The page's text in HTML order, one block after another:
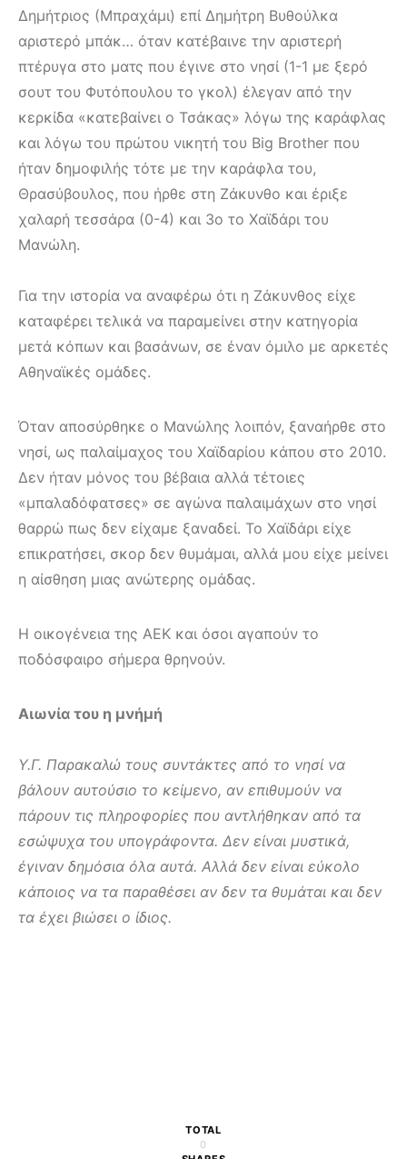
Δημήτριος (Μπραχάμι) επί Δημήτρη Βυθούλκα
αριστερό μπάκ… όταν κατέβαινε την αριστερή
πτέρυγα στο ματς που έγινε στο νησί (1-1 με ξερό
σουτ του Φυτόπουλου το γκολ) έλεγαν από την
κερκίδα «κατεβαίνει ο Τσάκας» λόγω της καράφλας
και λόγω του πρώτου νικητή του Big Brother που
ήταν δημοφιλής τότε με την καράφλα του,
Θρασύβουλος, που ήρθε στη Ζάκυνθο και έριξε
χαλαρή τεσσάρα (0-4) και 3ο το Χαϊδάρι του
Μανώλη.
Για την ιστορία να αναφέρω ότι η Ζάκυνθος είχε
καταφέρει τελικά να παραμείνει στην κατηγορία
μετά κόπων και βασάνων, σε έναν όμιλο με αρκετές
Αθηναϊκές ομάδες.
Όταν αποσύρθηκε ο Μανώλης λοιπόν, ξαναήρθε στο
νησί, ως παλαίμαχος του Χαϊδαρίου κάπου στο 2010.
Δεν ήταν μόνος του βέβαια αλλά τέτοιες
«μπαλαδόφατσες» σε αγώνα παλαιμάχων στο νησί
θαρρώ πως δεν είχαμε ξαναδεί. Το Χαϊδάρι είχε
επικρατήσει, σκορ δεν θυμάμαι, αλλά μου είχε μείνει
η αίσθηση μιας ανώτερης ομάδας.
Η οικογένεια της ΑΕΚ και όσοι αγαπούν το
ποδόσφαιρο σήμερα θρηνούν.
Αιωνία του η μνήμή
Υ.Γ. Παρακαλώ τους συντάκτες από το νησί να
βάλουν αυτούσιο το κείμενο, αν επιθυμούν να
πάρουν τις πληροφορίες που αντλήθηκαν από τα
εσώψυχα του υπογράφοντα. Δεν είναι μυστικά,
έγιναν δημόσια όλα αυτά. Αλλά δεν είναι εύκολο
κάποιος να τα παραθέσει αν δεν τα θυμάται και δεν
τα έχει βιώσει ο ίδιος.
TOTAL
0